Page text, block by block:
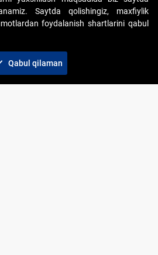
onlayn-auksionlarni
himoyalangan
Saytda qolishingiz, maxfiylik
foydalanish shartlarini qabul
Qabul qilaman